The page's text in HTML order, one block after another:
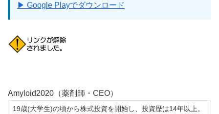
▶ Google Playでダウンロード
Amyloid2020（薬剤師・CEO）
19歳(大学生)の頃から株式投資を開始し、投資歴は14年以上。